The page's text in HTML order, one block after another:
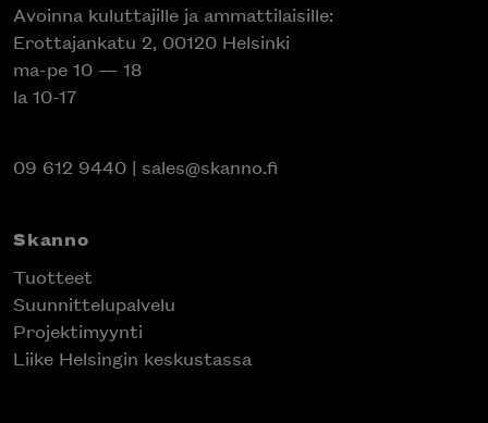
Avoinna kuluttajille ja ammattilaisille:
Erottajankatu 2, 00120 Helsinki
ma-pe 10 — 18
la 10-17
09 612 9440 | sales@skanno.fi
Skanno
Tuotteet
Suunnittelupalvelu
Projektimyynti
Liike Helsingin keskustassa